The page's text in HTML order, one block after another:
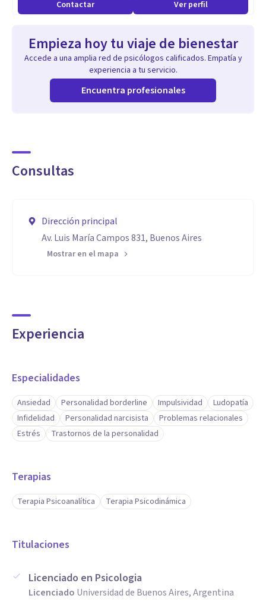
Contactar Ver perfil
Empieza hoy tu viaje de bienestar
Accede a una amplia red de psicólogos calificados. Empatía y
experiencia a tu servicio.
Encuentra profesionales
Consultas
Dirección principal
Av. Luis María Campos 831, Buenos Aires
Mostrar en el mapa
Experiencia
Especialidades
Ansiedad Personalidad borderline Impulsividad
Ludopatía
Infidelidad
Personalidad narcisista
Problemas relacionales
Estrés
Trastornos de la personalidad
Terapias
Terapia Psicoanalítica Terapia Psicodinámica
Titulaciones
Licenciado en Psicologia
Licenciado Universidad de Buenos Aires, Argentina